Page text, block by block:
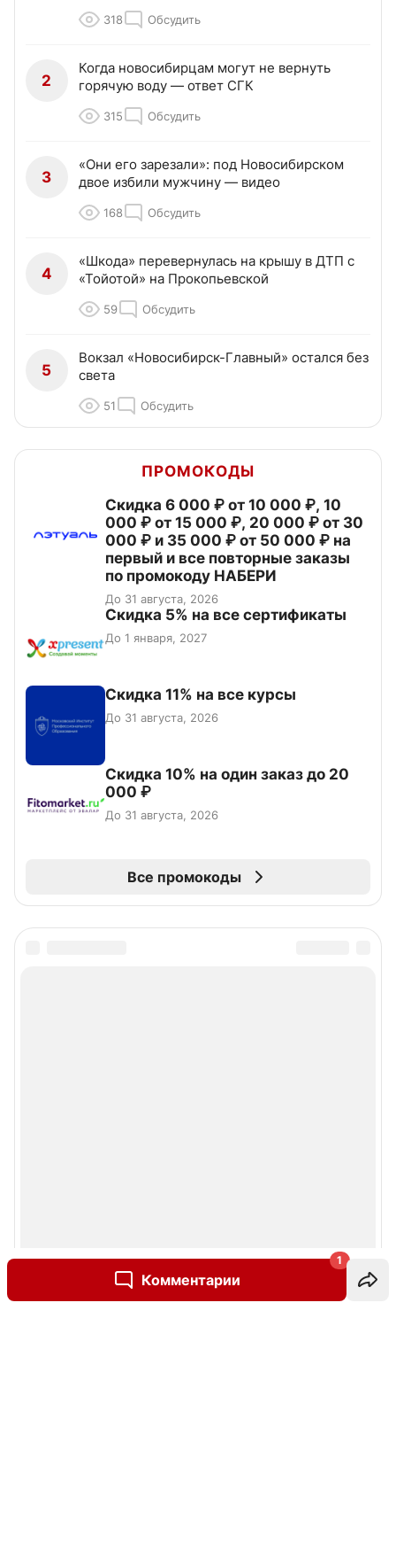
Комментарии
1
318 Обсудить
2
Когда новосибирцам могут не вернуть
горячую воду — ответ СГК
315 Обсудить
3
«Они его зарезали»: под Новосибирском
двое избили мужчину — видео
168 Обсудить
4
«Шкода» перевернулась на крышу в ДТП с
«Тойотой» на Прокопьевской
59 Обсудить
5
Вокзал «Новосибирск-Главный» остался без
света
51 Обсудить
ПРОМОКОДЫ
Скидка 6 000 ₽ от 10 000 ₽, 10
000 ₽ от 15 000 ₽, 20 000 ₽ от 30
000 ₽ и 35 000 ₽ от 50 000 ₽ на
первый и все повторные заказы
по промокоду НАБЕРИ
До 31 августа, 2026
Скидка 5% на все сертификаты
До 1 января, 2027
Скидка 11% на все курсы
До 31 августа, 2026
Скидка 10% на один заказ до 20
000 ₽
До 31 августа, 2026
Все промокоды